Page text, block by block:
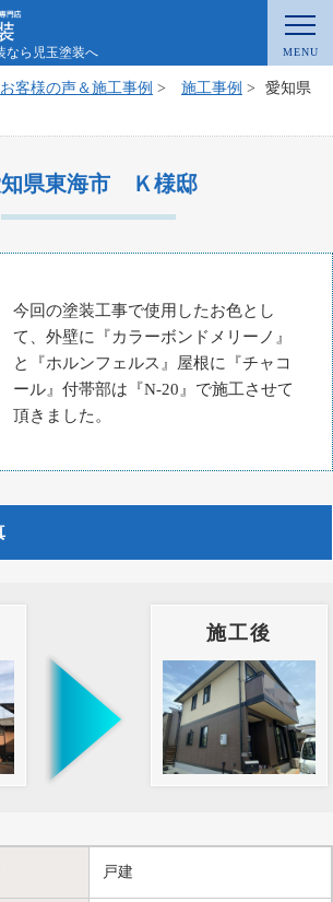
なら児玉塗装へ
お客様の声＆施工事例 > 施工事例 >
愛知県
県東海市 Ｋ様邸
今回の塗装工事で使用したお色とし
て、外壁に『カラーボンドメリーノ』
と『ホルンフェルス』屋根に『チャコ
ール』付帯部は『N-20』で施工させて
頂きました。
施工後
戸建